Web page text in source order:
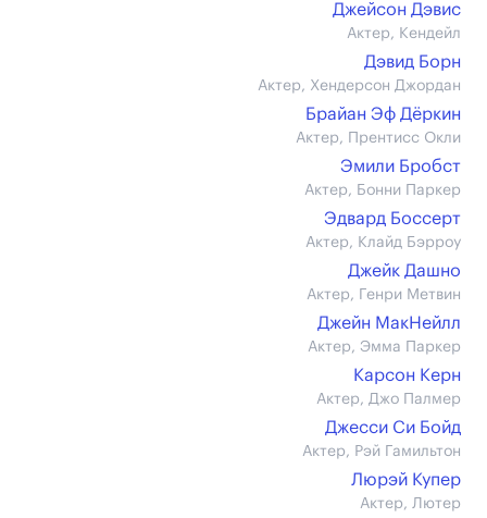
Джейсон Дэвис
Актер, Кендейл
Дэвид Борн
Актер, Хендерсон Джордан
Брайан Эф Дёркин
Актер, Прентисс Окли
Эмили Бробст
Актер, Бонни Паркер
Эдвард Боссерт
Актер, Клайд Бэрроу
Джейк Дашно
Актер, Генри Метвин
Джейн МакНейлл
Актер, Эмма Паркер
Карсон Керн
Актер, Джо Палмер
Джесси Си Бойд
Актер, Рэй Гамильтон
Люрэй Купер
Актер, Лютер